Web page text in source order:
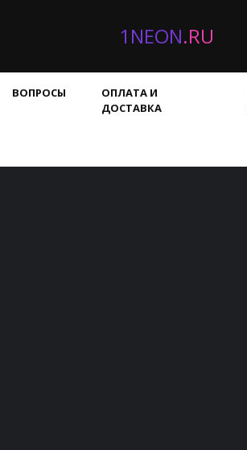
1NEON.RU
ВОПРОСЫ
ОПЛАТА И
ДОСТАВКА